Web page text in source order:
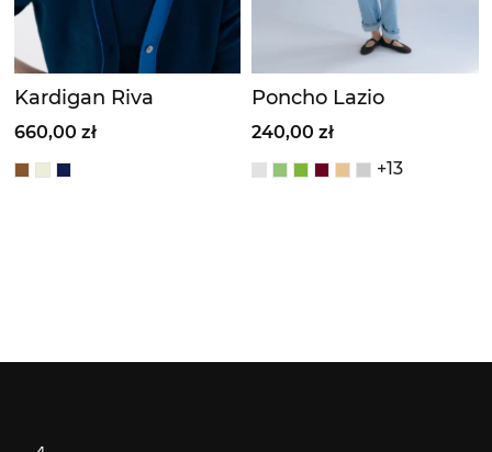
Kardigan Riva
660,00 zł
Poncho Lazio
240,00 zł
+13